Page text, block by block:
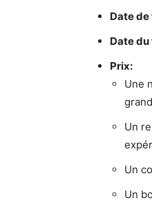
Date de
Date
Prix:
Une
Un
Un
Un